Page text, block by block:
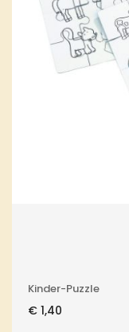
Kinder-Puzzle
€ 1,40